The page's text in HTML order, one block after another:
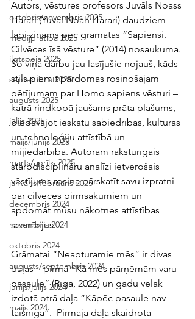
oktobris/novembris 2025
medijpratība 2025
ilgtspēja 2025
septembris 2025
augusts 2025
jūlijs 2025
maijs/jūnijs 2025
marts/aprīlis 2025
janvāris/februāris 2025
decembris 2024
novembris 2024
oktobris 2024
augusts/septembris 2024
jūnijs/jūlijs 2024
maijs 2024
Autors, vēstures profesors Juvāls Noass
Harari (Yuval Noah Harari) daudziem
labi zināms pēc grāmatas “Sapiensi.
Cilvēces īsā vēsture” (2014) nosaukuma.
Šo viņa darbu jau lasījušie nojauš, kāds
stils piemīt pārdomas rosinošajam
pētījumam par Homo sapiens vēsturi –
katrā rindkopā jaušams prāta plašums,
piedāvājot ieskatu sabiedrības, kultūras
un tehnoloģiju attīstībā un
mijiedarbībā. Autoram raksturīgais
starpdisciplināru analīzi ietverošais
vēstījums rosina pārskatīt savu izpratni
par cilvēces pirmsākumiem un
apdomāt mūsu nākotnes attīstības
scenārijus.
Grāmatai “Neapturamie mēs” ir divas
daļas – pirmā “Kā mēs pārņēmām varu
pasaulē” (Rīga, 2022) un gadu vēlāk
izdotā otrā daļa “Kāpēc pasaule nav
taisnīga”.  Pirmajā daļā skaidrota